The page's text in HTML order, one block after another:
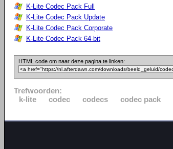
K-Lite Codec Pack Full
K-Lite Codec Pack Update
K-Lite Codec Pack Corporate
K-Lite Codec Pack 64-bit
HTML code om naar deze pagina te linken:
Trefwoorden:
k-lite
codec codecs codec pack